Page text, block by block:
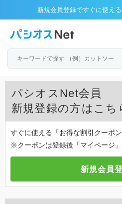
新規会員登録ですぐに使え
パシオスNet会員
新規登録の方はこち
すぐに使える「お得な割引クーポ
※クーポンは登録後「マイページ」